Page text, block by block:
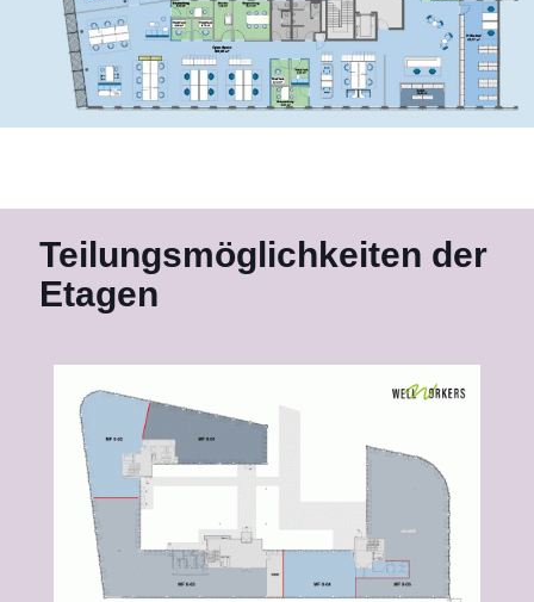
Teilungs­möglich­keiten der
Etagen